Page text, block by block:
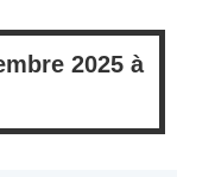
2025 à